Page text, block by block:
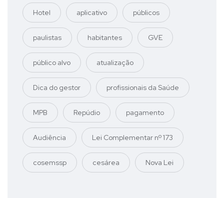
Hotel aplicativo públicos
paulistas habitantes GVE
público alvo atualização
Dica do gestor profissionais da Saúde
MPB Repúdio pagamento
Audiência Lei Complementar nº 173
cosemssp cesárea Nova Lei